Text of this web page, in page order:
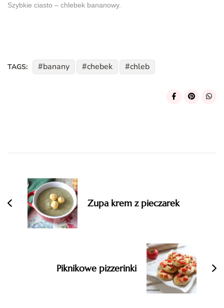
Szybkie ciasto – chlebek bananowy.
TAGS: banany chebek chleb
Navigation
Zupa krem z pieczarek
Piknikowe pizzerinki